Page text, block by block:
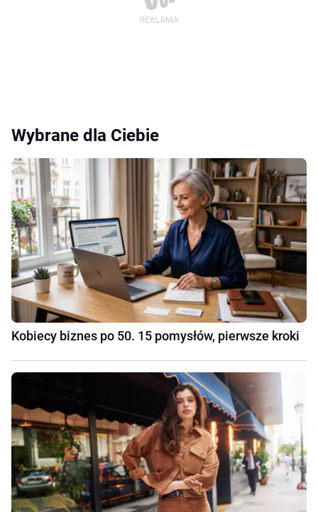
Wybrane dla Ciebie
Kobiecy biznes po 50. 15 pomysłów, pierwsze kroki